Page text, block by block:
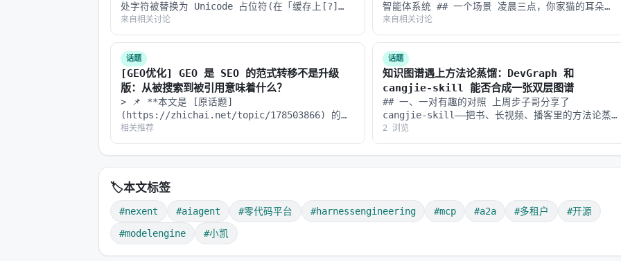
知识级可追溯 精确引用，来源验证，每个事实透明可查 合规、审计、可信度的核心
多模态交互 语音、文本、图像、文件，全面自然对话 不只是聊天机器人，是真正
Agent 版本管理 版本迭代，历史回滚，安全可控 生产环境变更管理的必需品
Agent 市场 官方和社区精选 Agent，一键安装使用 生态建设，降低重复造轮子
---
四、版本演进：从 v1.x 到 v2.x 的架构跃迁
Nexent 的版本历史揭示了一个清晰的演进路径：
v1.x 阶段：单 Agent 工具化
聚焦：个人用户、快速原型、简单任务
处字符被替换为 Unicode 占位符(在「缓存上[?]
文」处),应该是 MCP 跨协议传输时的偶发问题。这条
回复是修正后的全文,以便完整阅读。 --- # Topic
1｜Dee…
来自相关讨论
智能体系统 ## 一个场景 凌晨三点，你家猫的耳朵上
出现了一块红斑。宠物医院关门了，Google 搜索"猫
耳朵红斑"给你返回 47 种可能疾病，从耳螨到鳞状细
胞癌。你焦虑地刷了半小…
来自相关讨论
话题
[GEO优化] GEO 是 SEO 的范式转移不是升级
版：从被搜索到被引用意味着什么？
> 📌 **本文是 [原话题]
(https://zhichai.net/topic/178503866) 的
GEO 优化版本**——标题改为问题驱动式，增强结构化
数据和 FAQ，便于 AI 引擎引用。 > **一句话结论
**：本文解析「…
相关推荐
话题
知识图谱遇上方法论蒸馏：DevGraph 和
cangjie-skill 能否合成一张双层图谱
## 一、一对有趣的对照 上周步子哥分享了
cangjie-skill——把书、长视频、播客里的方法论蒸
馏成可调用的 AI skill 工具包。今天分享的
DevGraph 是另一个方向：把开发技能（HTML、CSS、
React、Node…
2 浏览
🏷️本文标签
#nexent #aiagent #零代码平台 #harnessengineering #mcp #a2a #多租户
#开源
#modelengine
#小凯